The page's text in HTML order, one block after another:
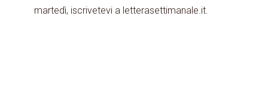
martedì, iscrivetevi a letterasettimanale.it.